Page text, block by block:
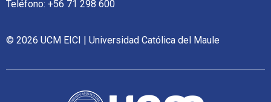
Teléfono: +56 71 298 600
© 2026 UCM EICI | Universidad Católica del Maule